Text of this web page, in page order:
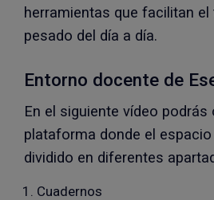
herramientas que facilitan
pesado del día a día.
Entorno docente de
En el siguiente vídeo podrás
plataforma donde el
dividido en diferentes
Cuadernos